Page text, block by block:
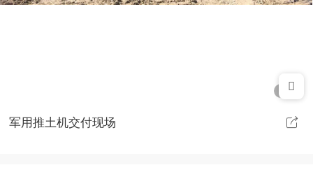
1/1
军用推土机交付现场